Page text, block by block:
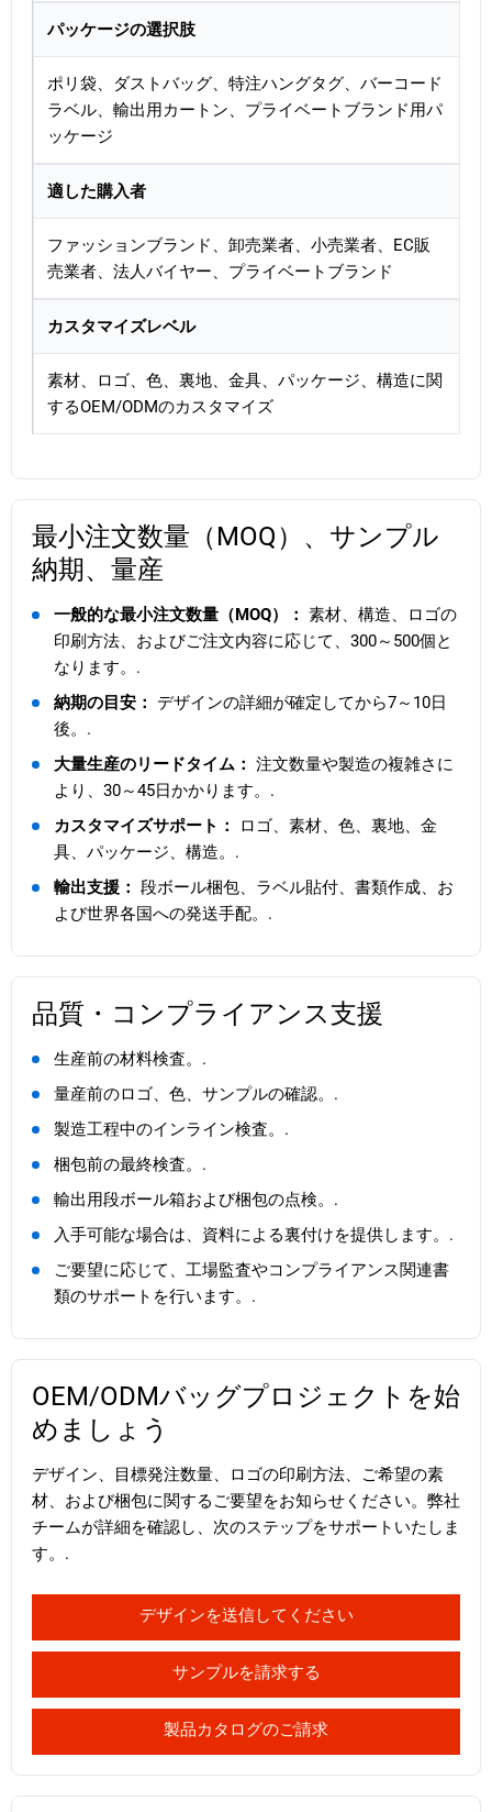
パッケージの選択肢
ポリ袋、ダストバッグ、特注ハングタグ、バーコード
ラベル、輸出用カートン、プライベートブランド用パ
ッケージ
適した購入者
ファッションブランド、卸売業者、小売業者、EC販
売業者、法人バイヤー、プライベートブランド
カスタマイズレベル
素材、ロゴ、色、裏地、金具、パッケージ、構造に関
するOEM/ODMのカスタマイズ
最小注文数量（MOQ）、サンプル
納期、量産
一般的な最小注文数量（MOQ）： 素材、構造、ロゴの
印刷方法、およびご注文内容に応じて、300～500個と
なります。.
納期の目安：
デザインの詳細が確定してから7～10日
後。.
大量生産のリードタイム： 注文数量や製造の複雑さに
より、30～45日かかります。.
カスタマイズサポート：
ロゴ、素材、色、裏地、金
具、パッケージ、構造。.
輸出支援： 段ボール梱包、ラベル貼付、書類作成、お
よび世界各国への発送手配。.
品質・コンプライアンス支援
生産前の材料検査。.
量産前のロゴ、色、サンプルの確認。.
製造工程中のインライン検査。.
梱包前の最終検査。.
輸出用段ボール箱および梱包の点検。.
入手可能な場合は、資料による裏付けを提供します。.
ご要望に応じて、工場監査やコンプライアンス関連書
類のサポートを行います。.
OEM/ODMバッグプロジェクトを始
めましょう
デザイン、目標発注数量、ロゴの印刷方法、ご希望の素
材、および梱包に関するご要望をお知らせください。弊社
チームが詳細を確認し、次のステップをサポートいたしま
す。.
デザインを送信してください
サンプルを請求する
製品カタログのご請求